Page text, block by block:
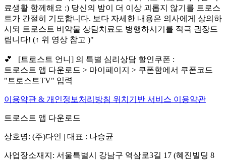
료생활 함께해요 :) 당신의 밤이 더 이상 괴롭지 않기를 트로스
트가 간절히 기도합니다. 보다 자세한 내용은 의사에게 상의하
시되 트로스트 비약물 상담치료도 병행하시기를 적극 권장드
립니다! (↑ 위 영상 참고 )"
💕 [트로스트 언니] 의 특별 심리상담 할인쿠폰 :
트로스트 앱 다운로드 > 마이페이지 > 쿠폰함에서 쿠폰코드
"트로스트TV" 입력
이용약관 & 개인정보처리방침 위치기반 서비스 이용약관
트로스트 앱 다운로드
상호명: (주)다인 | 대표 : 나승균
사업장소재지: 서울특별시 강남구 역삼로3길 17 (혜진빌딩 8